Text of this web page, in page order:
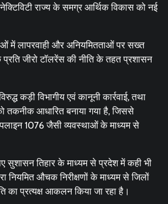
राज्य के समग्र आर्थिक विकास को नई
में लापरवाही और अनियमितताओं पर सख्त
प्रति जीरो टॉलरेंस की नीति के तहत प्रशासन
कड़ी विभागीय एवं कानूनी कार्रवाई, तथा
तकनीक आधारित बनाया गया है, जिससे
1076 जैसी व्यवस्थाओं के माध्यम से
सुशासन तिहार के माध्यम से प्रदेश में कही भी
नियमित औचक निरीक्षणों के माध्यम से जिलों
का प्रत्यक्ष आकलन किया जा रहा है।